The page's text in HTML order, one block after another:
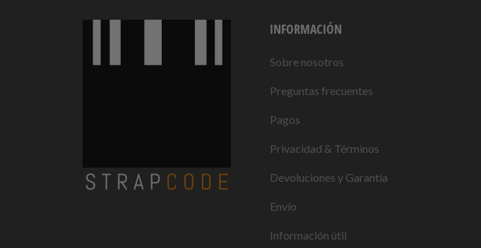
INFORMACIÓN
Sobre nosotros
Preguntas frecuentes
Pagos
Privacidad & Términos
Devoluciones y Garantía
Envío
Información útil